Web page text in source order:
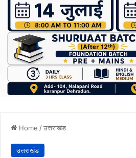
Home /उत्तराखंड
उत्तराखंड